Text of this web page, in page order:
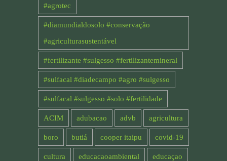
#agrotec
#diamundialdosolo #conservação
#agriculturasustentável
#fertilizante #sulgesso #fertilizantemineral
#sulfacal #diadecampo #agro #sulgesso
#sulfacal #sulgesso #solo #fertilidade
ACIM adubacao advb agricultura
boro butiá cooper itaipu covid-19
cultura educacaoambiental educaçao